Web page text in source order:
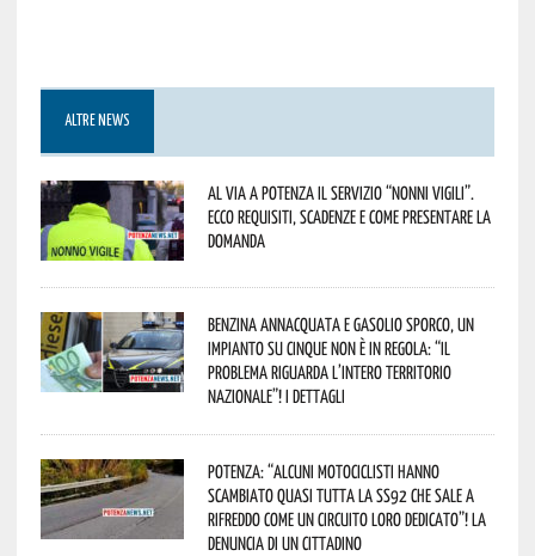
ALTRE NEWS
Al via a Potenza il servizio “Nonni Vigili”.
Ecco requisiti, scadenze e come presentare la
domanda
Benzina annacquata e gasolio sporco, un
impianto su cinque non è in regola: “il
problema riguarda l’intero territorio
Nazionale”! I dettagli
Potenza: “alcuni motociclisti hanno
scambiato quasi tutta la SS92 che sale a
Rifreddo come un circuito loro dedicato”! La
denuncia di un cittadino